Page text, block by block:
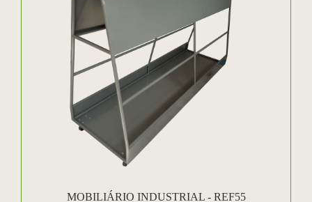
MOBILIÁRIO INDUSTRIAL - REF55